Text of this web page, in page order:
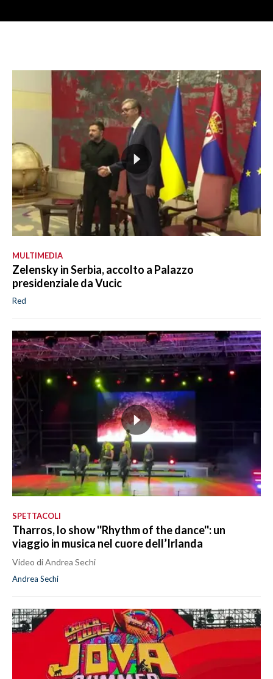
MULTIMEDIA
Zelensky in Serbia, accolto a Palazzo
presidenziale da Vucic
Red
SPETTACOLI
Tharros, lo show ''Rhythm of the dance'': un
viaggio in musica nel cuore dell’Irlanda
Video di Andrea Sechi
Andrea Sechi